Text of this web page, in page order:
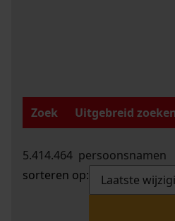
Zoek
Uitgebreid zoeken
5.414.464 persoonsnamen
sorteren op: